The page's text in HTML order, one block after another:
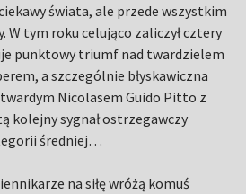
świata, ale przede wszystkim
tym roku celująco zaliczył cztery
punktowy triumf nad twardzielem
a szczególnie błyskawiczna
Nicolasem Guido Pitto z
kolejny sygnał ostrzegawczy
średniej…
na siłę wróżą komuś